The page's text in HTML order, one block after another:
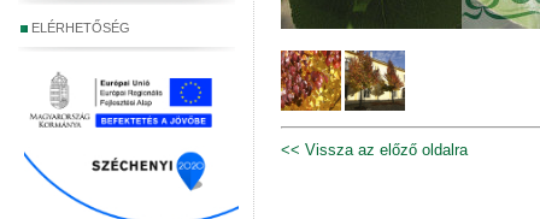
ELÉRHETŐSÉG
<< Vissza az előző oldalra